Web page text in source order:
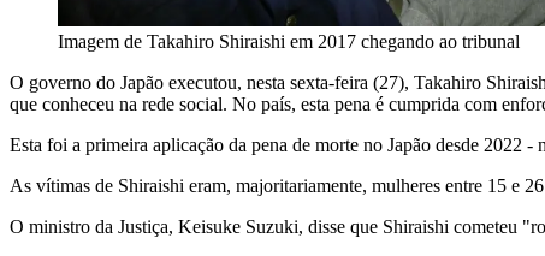
Imagem de Takahiro Shiraishi em 2017 chegando ao tribunal
O governo do Japão executou, nesta sexta-feira (27), Takahiro
que conheceu na rede social. No país, esta pena é cumprida com
Esta foi a primeira aplicação da pena de morte no Japão desde 2022
As vítimas de Shiraishi eram, majoritariamente, mulheres entre 15 e
O ministro da Justiça, Keisuke Suzuki, disse que Shiraishi cometeu